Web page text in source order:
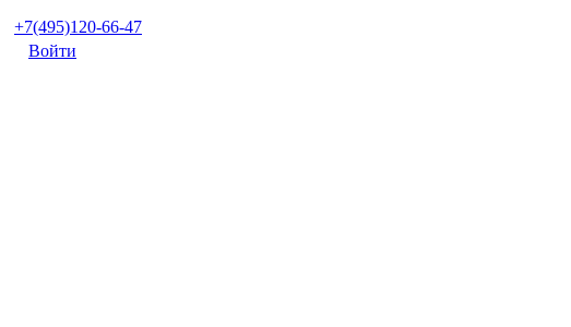
+7(495)120-66-47
Войти